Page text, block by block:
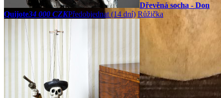
Dřevěná socha - Don
Quijote34 000 CZKPředobjednat (14 dní) Růžička